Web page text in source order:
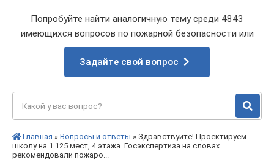
Попробуйте найти аналогичную тему среди 4843
имеющихся вопросов по пожарной безопасности или
Задайте свой вопрос
Главная » Вопросы и ответы » Здравствуйте! Проектируем
школу на 1.125 мест, 4 этажа. Госэкспертиза на словах
рекомендовали пожаро...